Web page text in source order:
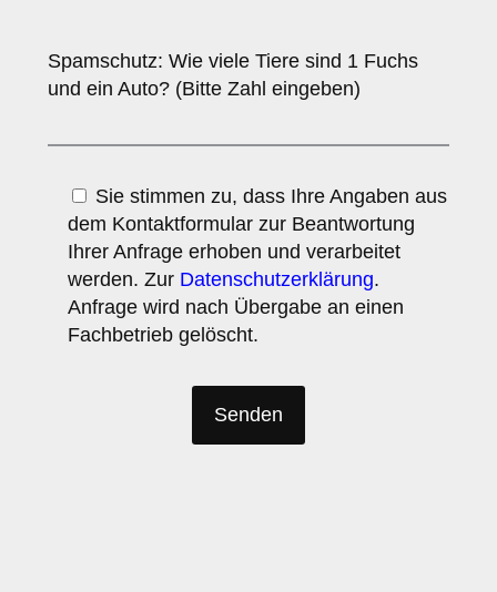
Spamschutz: Wie viele Tiere sind 1 Fuchs
und ein Auto? (Bitte Zahl eingeben)
Sie stimmen zu, dass Ihre Angaben aus
dem Kontaktformular zur Beantwortung
Ihrer Anfrage erhoben und verarbeitet
werden. Zur Datenschutzerklärung.
Anfrage wird nach Übergabe an einen
Fachbetrieb gelöscht.